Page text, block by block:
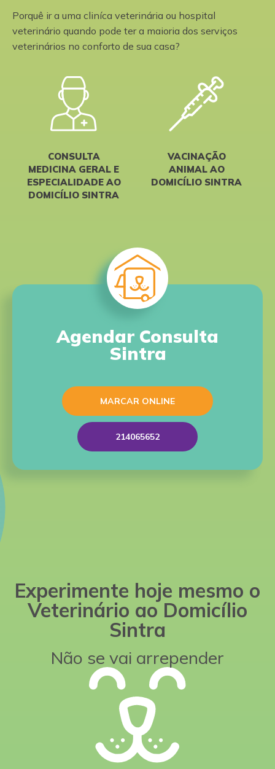
Porquê ir a uma cliníca veterinária ou hospital
veterinário quando pode ter a maioria dos serviços
veterinários no conforto de sua casa?
CONSULTA
MEDICINA GERAL E
ESPECIALIDADE AO
DOMICÍLIO SINTRA
VACINAÇÃO
ANIMAL AO
DOMICÍLIO SINTRA
Agendar Consulta
Sintra
MARCAR ONLINE
214065652
Experimente hoje mesmo o
Veterinário ao Domicílio
Sintra
Não se vai arrepender